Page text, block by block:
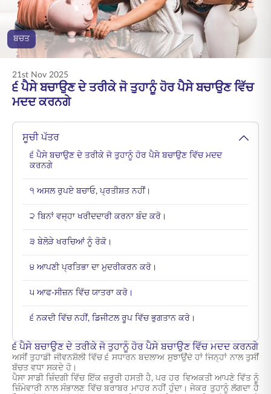
ENGLISH
ਆਨਲਾਈਨ ਖਰੀਦੋ ਪ੍ਰੀਮੀਅਮ ਭਰੋ
ਬਚਤ
21st Nov 2025
੬ ਪੈਸੇ ਬਚਾਉਣ ਦੇ ਤਰੀਕੇ ਜੋ ਤੁਹਾਨੂੰ ਹੋਰ ਪੈਸੇ ਬਚਾਉਣ ਵਿੱਚ
ਮਦਦ ਕਰਨਗੇ
ਸੂਚੀ ਪੱਤਰ
੬ ਪੈਸੇ ਬਚਾਉਣ ਦੇ ਤਰੀਕੇ ਜੋ ਤੁਹਾਨੂੰ ਹੋਰ ਪੈਸੇ ਬਚਾਉਣ ਵਿੱਚ ਮਦਦ
ਕਰਨਗੇ
੧ ਅਸਲ ਰੁਪਏ ਬਚਾਓ, ਪ੍ਰਤੀਸ਼ਤ ਨਹੀਂ।
੨ ਬਿਨਾਂ ਵਜ੍ਹਾ ਖਰੀਦਦਾਰੀ ਕਰਨਾ ਬੰਦ ਕਰੋ।
੩ ਬੇਲੋੜੇ ਖਰਚਿਆਂ ਨੂੰ ਰੋਕੋ।
੪ ਆਪਣੀ ਪ੍ਰਤਿਭਾ ਦਾ ਮੁਦਰੀਕਰਨ ਕਰੋ।
੫ ਆਫ-ਸੀਜ਼ਨ ਵਿੱਚ ਯਾਤਰਾ ਕਰੋ।
੬ ਨਕਦੀ ਵਿੱਚ ਨਹੀਂ, ਡਿਜੀਟਲ ਰੂਪ ਵਿੱਚ ਭੁਗਤਾਨ ਕਰੋ।
੬ ਪੈਸੇ ਬਚਾਉਣ ਦੇ ਤਰੀਕੇ ਜੋ ਤੁਹਾਨੂੰ ਹੋਰ ਪੈਸੇ ਬਚਾਉਣ ਵਿੱਚ ਮਦਦ ਕਰਨਗੇ
ਅਸੀਂ ਤੁਹਾਡੀ ਜੀਵਨਸ਼ੈਲੀ ਵਿੱਚ ੬ ਸਧਾਰਨ ਬਦਲਾਅ ਸੁਝਾਉਂਦੇ ਹਾਂ ਜਿਨ੍ਹਾਂ ਨਾਲ ਤੁਸੀਂ
ਬੱਚਤ ਵਧਾ ਸਕਦੇ ਹੋ।
ਪੈਸਾ ਸਾਡੀ ਜ਼ਿੰਦਗੀ ਵਿੱਚ ਇੱਕ ਜ਼ਰੂਰੀ ਹਸਤੀ ਹੈ, ਪਰ ਹਰ ਵਿਅਕਤੀ ਆਪਣੇ ਵਿੱਤ ਨੂੰ
ਜ਼ਿੰਮੇਵਾਰੀ ਨਾਲ ਸੰਭਾਲਣ ਵਿੱਚ ਬਰਾਬਰ ਮਾਹਰ ਨਹੀਂ ਹੁੰਦਾ। ਜੇਕਰ ਤੁਹਾਨੂੰ ਲੱਗਦਾ ਹੈ